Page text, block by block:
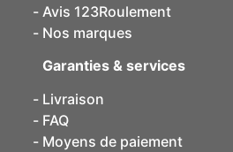
Avis 123Roulement
Nos marques
Garanties & services
Livraison
FAQ
Moyens de paiement